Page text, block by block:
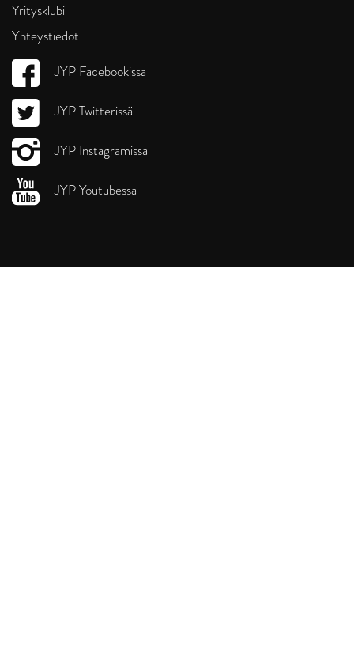
Yritysklubi
Yhteystiedot
JYP Facebookissa
JYP Twitterissä
JYP Instagramissa
JYP Youtubessa